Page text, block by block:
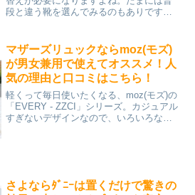
段と違う靴を選んでみるのもありです
プラレールでおなじみ、スーパーこま
ち・はやぶさ・ドクターイエ...
マザーズリュックならmoz(モズ)
が男女兼用で使えてオススメ！人
気の理由と口コミはこちら！
軽くって毎日使いたくなる、moz(モズ)の
「EVERY - ZZCI」シリーズ。カジュアル
すぎないデザインなので、いろいろな場
さよならﾀﾞﾆｰは置くだけで驚きの